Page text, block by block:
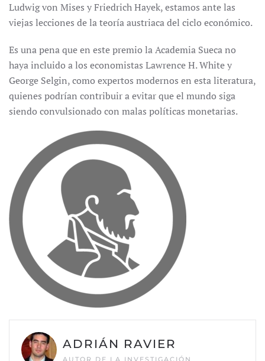
Ludwig von Mises y Friedrich Hayek, estamos ante las
viejas lecciones de la teoría austriaca del ciclo económico.
Es una pena que en este premio la Academia Sueca no
haya incluido a los economistas Lawrence H. White y
George Selgin, como expertos modernos en esta literatura,
quienes podrían contribuir a evitar que el mundo siga
siendo convulsionado con malas políticas monetarias.
ADRIÁN RAVIER
AUTOR DE LA INVESTIGACIÓN